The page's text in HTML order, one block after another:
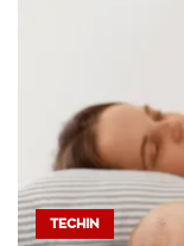
TECHIN